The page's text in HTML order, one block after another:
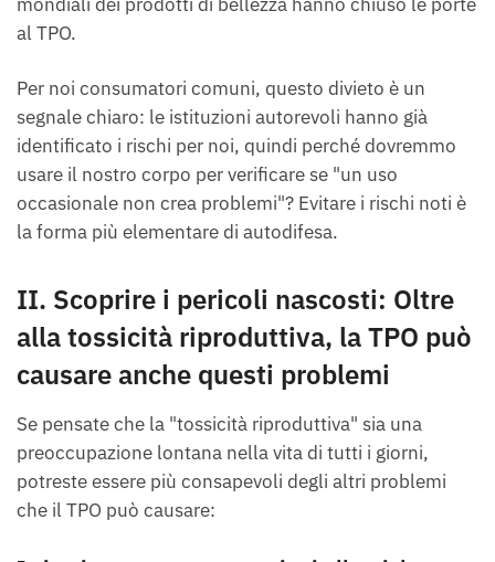
al TPO.
Per noi consumatori comuni, questo divieto è un
segnale chiaro: le istituzioni autorevoli hanno già
identificato i rischi per noi, quindi perché dovremmo
usare il nostro corpo per verificare se "un uso
occasionale non crea problemi"? Evitare i rischi noti è
la forma più elementare di autodifesa.
II. Scoprire i pericoli nascosti: Oltre
alla tossicità riproduttiva, la TPO può
causare anche questi problemi
Se pensate che la "tossicità riproduttiva" sia una
preoccupazione lontana nella vita di tutti i giorni,
potreste essere più consapevoli degli altri problemi
che il TPO può causare: